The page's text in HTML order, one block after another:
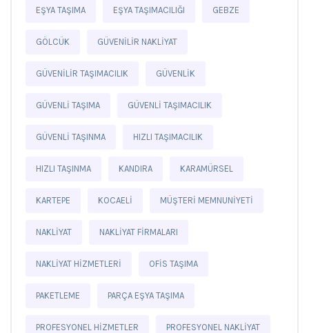
EŞYA TAŞIMA EŞYA TAŞIMACILIĞI GEBZE
GÖLCÜK GÜVENILIR NAKLIYAT
GÜVENILIR TAŞIMACILIK GÜVENLIK
GÜVENLI TAŞIMA GÜVENLI TAŞIMACILIK
GÜVENLI TAŞINMA HIZLI TAŞIMACILIK
HIZLI TAŞINMA KANDIRA KARAMÜRSEL
KARTEPE KOCAELI MÜŞTERI MEMNUNIYETI
NAKLIYAT NAKLIYAT FIRMALARI
NAKLIYAT HIZMETLERI OFIS TAŞIMA
PAKETLEME PARÇA EŞYA TAŞIMA
PROFESYONEL HIZMETLER PROFESYONEL NAKLIYAT